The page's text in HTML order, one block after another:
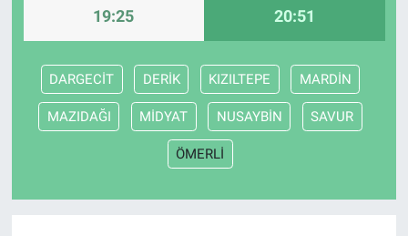
19:25 20:51
DARGECİT DERİK KIZILTEPE MARDİN
MAZIDAĞI MİDYAT NUSAYBİN SAVUR
ÖMERLİ